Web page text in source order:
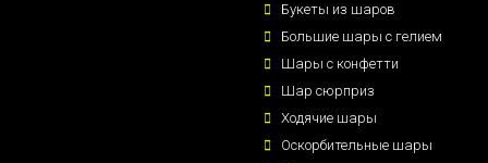
Букеты из шаров
Большие шары с гелием
Шары с конфетти
Шар сюрприз
Ходячие шары
Оскорбительные шары